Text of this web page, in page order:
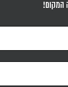
המקום!